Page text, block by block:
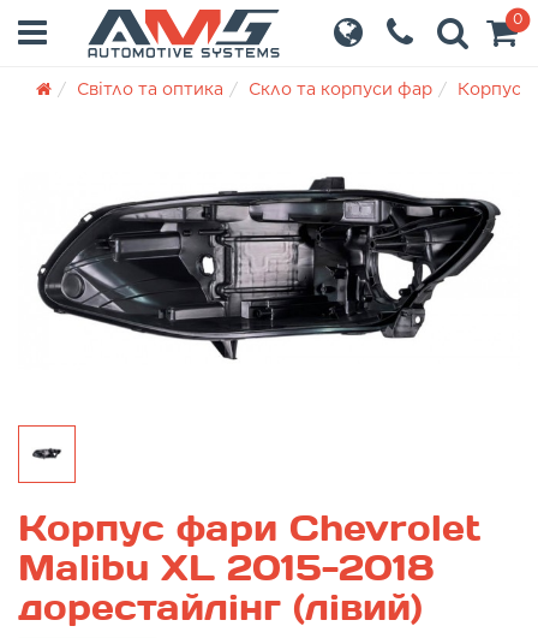
0
Світло та оптика Скло та корпуси фар Корпуси
Корпус фари Chevrolet
Malibu XL 2015-2018
дорестайлінг (лівий)